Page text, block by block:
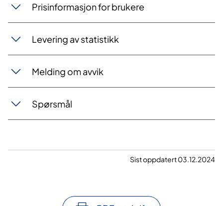
Prisinformasjon for brukere
Levering av statistikk
Melding om avvik
Spørsmål
Sist oppdatert 03.12.2024